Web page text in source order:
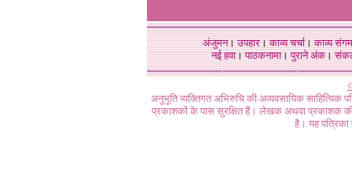
अंजुमन।उपहार।काव्य चर्चा।काव्य संगम
नई हवा। पाठकनामा। पुराने अंक।
अनुभूति व्यक्तिगत अभिरुचि की अव्यवसायिक
प्रकाशकों के पास सुरक्षित हैं। लेखक अथवा प्रकाशक की
है। यह पत्रिका